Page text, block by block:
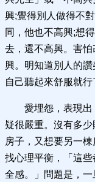
興;覺得別人做得不
同，他也不高興;想
去，還不高興。害
興。明知道別人的讚
自己聽起來舒服就
愛埋怨，表現
疑很嚴重。沒有多
房子，又想要另一
找心理平衡，「這
全感。」問題是，